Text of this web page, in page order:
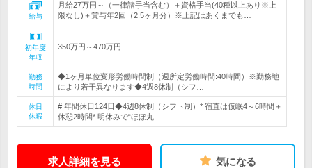
給与
月給27万円～（一律諸手当含む）＋資格手当(40種以上あり※上
限なし)＋賞与年2回（2.5ヶ月分）※上記はあくまでも…
初年度
年収
350万円～470万円
勤務
時間
◆1ヶ月単位変形労働時間制（週所定労働時間:40時間）※勤務地
により若干異なります◆4週8休制（シフ…
休日
休暇
# 年間休日124日◆4週8休制（シフト制）* 宿直は仮眠4～6時間＋
休憩2時間* 明休みで“ほぼ丸…
求人詳細を見る 気になる